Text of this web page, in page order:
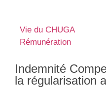
Vie du CHUGA
Rémunération
Indemnité
la régularisation